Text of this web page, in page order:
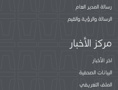
رسالة المدير العام
الرسالة والرؤية والقيم
مركز الأخبار
اخر الأخبار
البيانات الصحفية
الملف التعريفي